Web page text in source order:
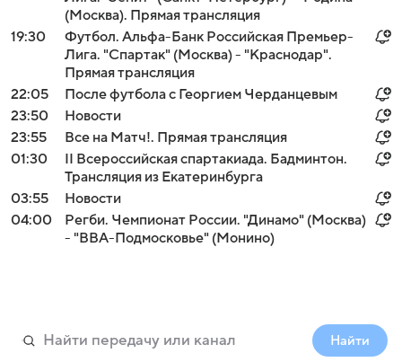
(Москва). Прямая трансляция
19:30
Футбол. Альфа-Банк Российская Премьер-
Лига. "Спартак" (Москва) - "Краснодар".
Прямая трансляция
22:05
После футбола с Георгием Черданцевым
23:50
Новости
23:55
Все на Матч!. Прямая трансляция
01:30
II Всероссийская спартакиада. Бадминтон.
Трансляция из Екатеринбурга
03:55
Новости
04:00
Регби. Чемпионат России. "Динамо" (Москва)
- "ВВА-Подмосковье" (Монино)
Найти